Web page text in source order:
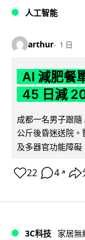
人工智能
arthur 1 日
AI 減肥餐
45 日減
成都一名男子跟
公斤後昏迷送院
及多器官功能障礙
22 4 ↗
3C科技 家居無